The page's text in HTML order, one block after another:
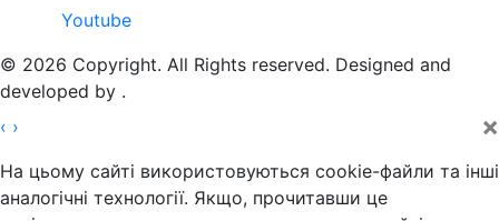
Youtube
© 2026 Copyright. All Rights reserved. Designed and
developed by .
‹ › ×
На цьому сайті використовуються cookie-файли та інші
аналогічні технології. Якщо, прочитавши це